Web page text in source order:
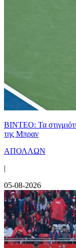
ΒΙΝΤΕΟ: Τα
της Μπραν
ΑΠΟΛΛΩΝ
|
05-08-2026